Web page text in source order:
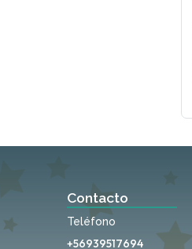
Contacto
Teléfono
+56939517694